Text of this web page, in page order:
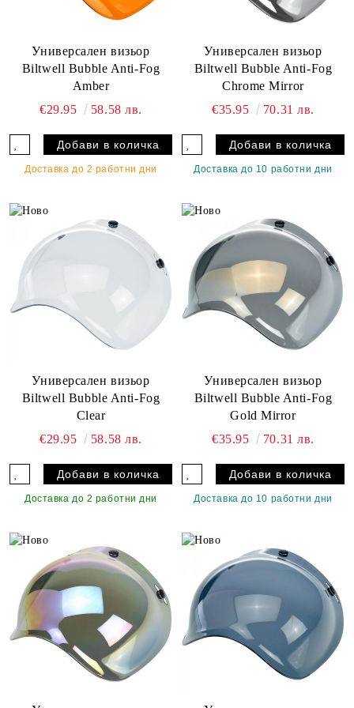
Универсален визьор
Biltwell Bubble Anti-Fog
Amber
€29.95
58.58 лв.
Доставка до 2 работни дни
Универсален визьор
Biltwell Bubble Anti-Fog
Chrome Mirror
€35.95
70.31 лв.
Доставка до 10 работни дни
Универсален визьор
Biltwell Bubble Anti-Fog
Clear
€29.95
58.58 лв.
Доставка до 2 работни дни
Универсален визьор
Biltwell Bubble Anti-Fog
Gold Mirror
€35.95
70.31 лв.
Доставка до 10 работни дни